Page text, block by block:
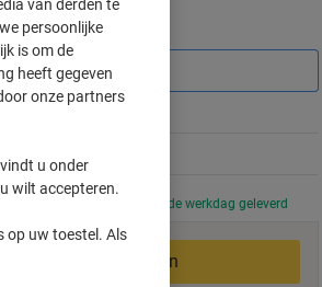
15:30 uur besteld, volgende werkdag geleverd
In winkelwagen
van derden te
persoonlijke
is om de
heeft gegeven
onze partners
u onder
wilt accepteren.
op uw toestel. Als